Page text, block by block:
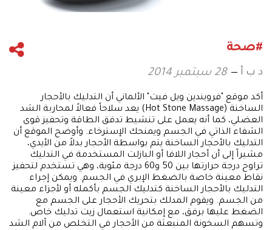
#صحة
د ب أ 28 سبتمبر 2014
أكد موقع "فرويندين ويل فيت" الألماني أن التدليك بالأحجار
الساخنة (Hot Stone Massage) يعد سلاحاً فعالاً لمحاربة الشد
العضلي، كما أنه يعمل على تنشيط تدفق الطاقة وتحفيز قوى
الشفاء الذاتي في الجسم ويمنحك الإسترخاء. وأوضح الموقع أن
التدليك بالأحجار الساخنة يتم بواسطة الأحجار بدلاً من الأيدي،
مشيراً إلى أن أحجار اللافا أو البازلت المستخدمة في التدليك
تراوح درجة حرارتها بين 50 و60 درجة مئوية، وهي تستخدم لتحفيز
نقاط معينة خاصة بالضغط الإبري في الجسم. ويمكن إجراء
التدليك بالأحجار الساخنة كتدليك الجسم بأكمله أو لأجزاء معينة
من الجسم. ويقوم المدلك بتحريك الأحجار على الجسم مع
الضغط عليها برفق، مع إمكانية استعمال زيت تدليك خاص.
وتسهم السخونة المنبعثة من الأحجار في التخلص من آلام الشد